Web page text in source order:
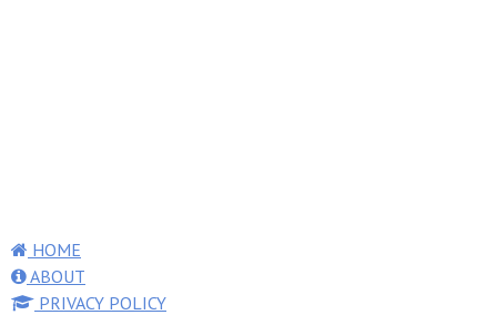
HOME
ABOUT
PRIVACY POLICY